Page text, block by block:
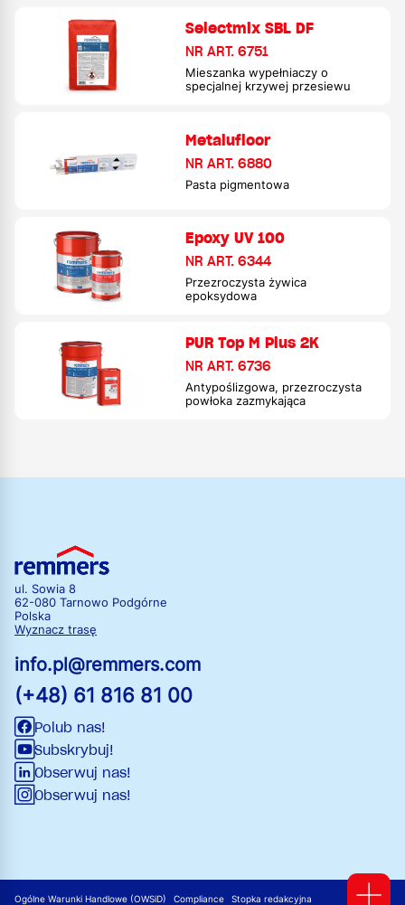
Selectmix SBL DF
NR ART. 6751
Mieszanka wypełniaczy o
specjalnej krzywej przesiewu
Metalufloor
NR ART. 6880
Pasta pigmentowa
Epoxy UV 100
NR ART. 6344
Przezroczysta żywica
epoksydowa
PUR Top M Plus 2K
NR ART. 6736
Antypoślizgowa, przezroczysta
powłoka zazmykająca
ul. Sowia 8
62-080 Tarnowo Podgórne
Polska
Wyznacz trasę
info.pl@remmers.com
(+48) 61 816 81 00
Polub nas!
Subskrybuj!
Obserwuj nas!
Obserwuj nas!
Ogólne Warunki Handlowe (OWSiD) Compliance
Stopka redakcyjna